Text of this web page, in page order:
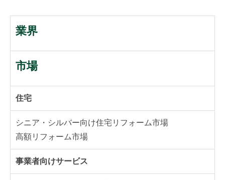
業界
市場
住宅
シニア・シルバー向け住宅リフォーム市場
高額リフォーム市場
事業者向けサービス